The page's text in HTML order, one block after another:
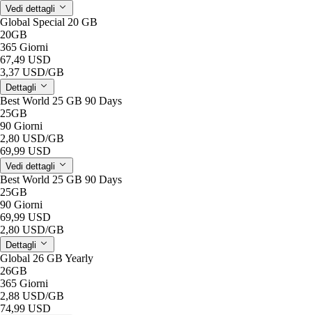
Vedi dettagli
Global Special 20 GB
20GB
365 Giorni
67,49 USD
3,37 USD/GB
Dettagli
Best World 25 GB 90 Days
25GB
90 Giorni
2,80 USD/GB
69,99 USD
Vedi dettagli
Best World 25 GB 90 Days
25GB
90 Giorni
69,99 USD
2,80 USD/GB
Dettagli
Global 26 GB Yearly
26GB
365 Giorni
2,88 USD/GB
74,99 USD